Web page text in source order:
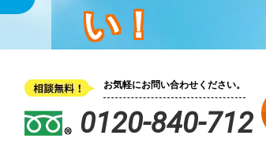
い！
お気軽にお問い合わせください。
0120-840-712